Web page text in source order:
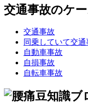
交通事故のケ
交通事故
同乗していて交
自動車事故
自損事故
自転車事故